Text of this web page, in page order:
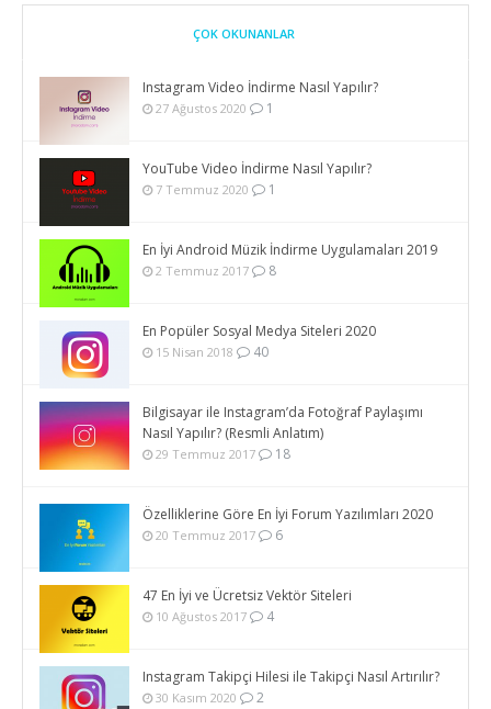
ÇOK OKUNANLAR
Instagram Video İndirme Nasıl Yapılır?
27 Ağustos 2020 1
YouTube Video İndirme Nasıl Yapılır?
7 Temmuz 2020 1
En İyi Android Müzik İndirme Uygulamaları 2019
2 Temmuz 2017 8
En Popüler Sosyal Medya Siteleri 2020
15 Nisan 2018 40
Bilgisayar ile Instagram’da Fotoğraf Paylaşımı
Nasıl Yapılır? (Resmli Anlatım)
29 Temmuz 2017 18
Özelliklerine Göre En İyi Forum Yazılımları 2020
20 Temmuz 2017 6
47 En İyi ve Ücretsiz Vektör Siteleri
10 Ağustos 2017 4
Instagram Takipçi Hilesi ile Takipçi Nasıl Artırılır?
30 Kasım 2020 2